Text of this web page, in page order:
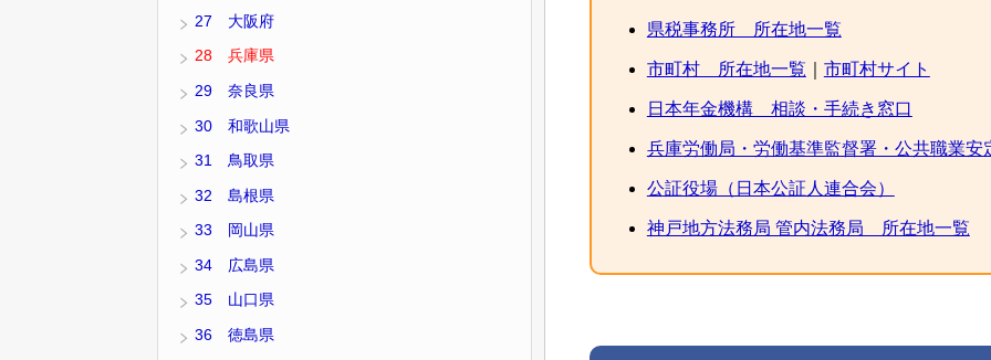
県税事務所 所在地一覧
市町村 所在地一覧 市町村サイト
日本年金機構 相談・手続き窓口
兵庫労働局・労働基準監督署・公共職業安
公証役場（日本公証人連合会）
神戸地方法務局 管内法務局 所在地一覧
27 大阪府
28 兵庫県
29 奈良県
30 和歌山県
31 鳥取県
32 島根県
33 岡山県
34 広島県
35 山口県
36 徳島県